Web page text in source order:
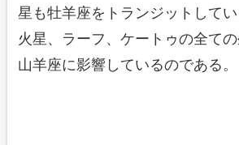
星も牡羊座をトランジットしてい
火星、ラーフ、ケートゥの全ての
山羊座に影響しているのである。